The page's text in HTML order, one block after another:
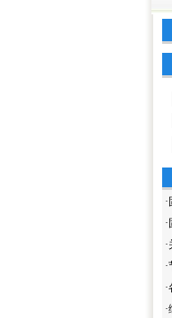
·
·
·
·
·
·